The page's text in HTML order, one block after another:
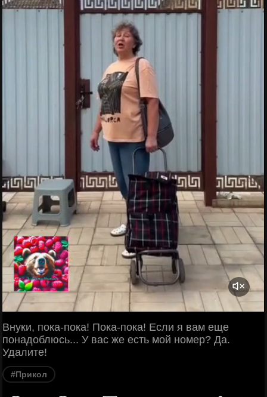
Внуки, пока-пока! Пока-пока! Если я вам еще
понадоблюсь... У вас же есть мой номер? Да.
Удалите!
#Прикол